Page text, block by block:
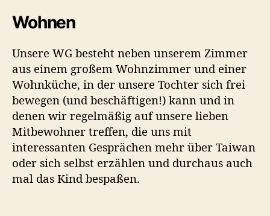
Wohnen
Unsere WG besteht neben unserem Zimmer
aus einem großem Wohnzimmer und einer
Wohnküche, in der unsere Tochter sich frei
bewegen (und beschäftigen!) kann und in
denen wir regelmäßig auf unsere lieben
Mitbewohner treffen, die uns mit
interessanten Gesprächen mehr über Taiwan
oder sich selbst erzählen und durchaus auch
mal das Kind bespaßen.